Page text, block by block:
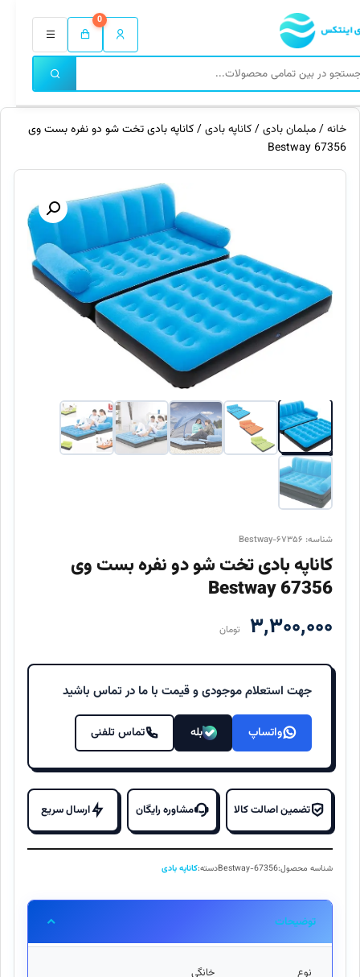
0
خانه/مبلمان بادی/کاناپه بادی/ کاناپه بادی تخت شو دو نفره بست وی
67356 Bestway
شناسه: Bestway-۶۷۳۵۶
کاناپه بادی تخت شو دو نفره بست وی
67356 Bestway
۳,۳۰۰,۰۰۰ تومان
جهت استعلام موجودی و قیمت با ما در تماس باشید
واتساپ بله تماس تلفنی
تضمین اصالت کالا مشاوره رایگان ارسال سریع
شناسه محصول:Bestway-67356دسته:کاناپه بادی
توضیحات
نوع
خانگی